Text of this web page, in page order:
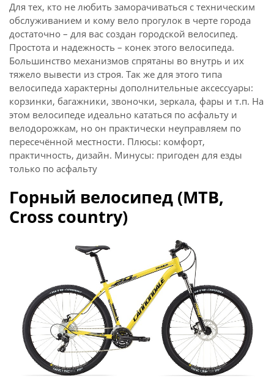
Для тех, кто не любить заморачиваться с техническим
обслуживанием и кому вело прогулок в черте города
достаточно – для вас создан городской велосипед.
Простота и надежность – конек этого велосипеда.
Большинство механизмов спрятаны во внутрь и их
тяжело вывести из строя. Так же для этого типа
велосипеда характерны дополнительные аксессуары:
корзинки, багажники, звоночки, зеркала, фары и т.п. На
этом велосипеде идеально кататься по асфальту и
велодорожкам, но он практически неуправляем по
пересечённой местности. Плюсы: комфорт,
практичность, дизайн. Минусы: пригоден для езды
только по асфальту
Горный велосипед (MTB,
Cross country)